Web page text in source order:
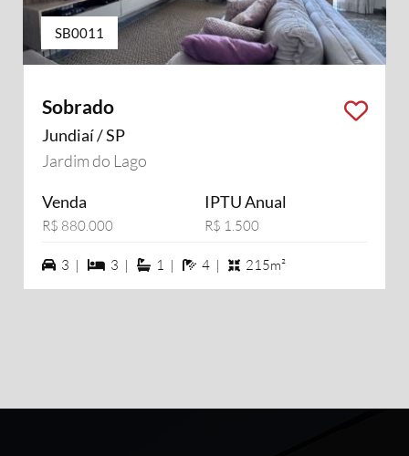
SB0011
Sobrado
Jundiaí / SP
Jardim do Lago
Venda
R$ 880.000
IPTU Anual
R$ 1.500
3 vagas na garagem
3 | 3 dormiórios
3 | 1 suítes
1 | 4 banheiros
4 | 215m²